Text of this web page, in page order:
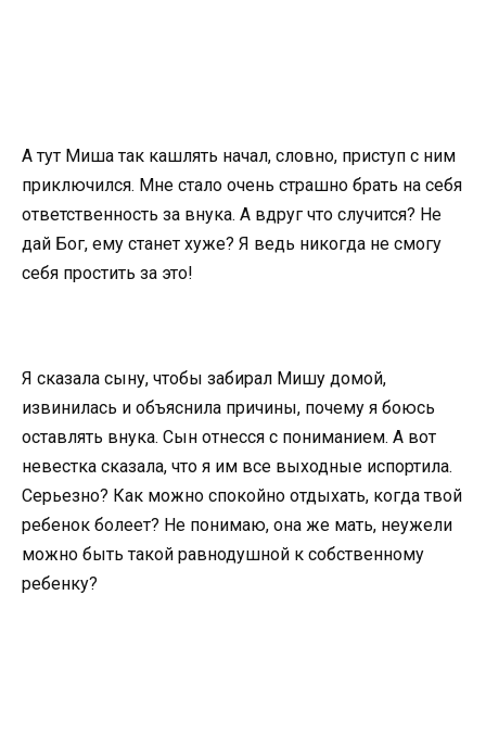
А тут Миша так кашлять начал, словно, приступ с ним
приключился. Мне стало очень страшно брать на себя
ответственность за внука. А вдруг что случится? Не
дай Бог, ему станет хуже? Я ведь никогда не смогу
себя простить за это!
Я сказала сыну, чтобы забирал Мишу домой,
извинилась и объяснила причины, почему я боюсь
оставлять внука. Сын отнесся с пониманием. А вот
невестка сказала, что я им все выходные испортила.
Серьезно? Как можно спокойно отдыхать, когда твой
ребенок болеет? Не понимаю, она же мать, неужели
можно быть такой равнодушной к собственному
ребенку?